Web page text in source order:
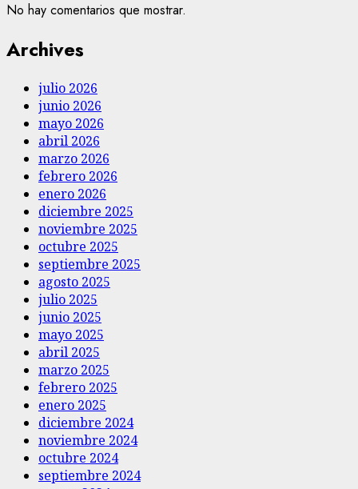
No hay comentarios que mostrar.
Archives
julio 2026
junio 2026
mayo 2026
abril 2026
marzo 2026
febrero 2026
enero 2026
diciembre 2025
noviembre 2025
octubre 2025
septiembre 2025
agosto 2025
julio 2025
junio 2025
mayo 2025
abril 2025
marzo 2025
febrero 2025
enero 2025
diciembre 2024
noviembre 2024
octubre 2024
septiembre 2024